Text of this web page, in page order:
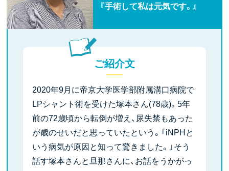
『手術して私は元気です。』
ご紹介文
2020年9月に帝京大学医学部附属溝口病院で
LPシャント術を受けた塚本さん(78歳)。5年
前の72歳頃から転倒が増え、尿失禁もあった
が歳のせいだと思っていたという。「iNPHと
いう病気が原因と知って驚きました。」そう
話す塚本さんと旦那さんに、お話をうかがっ